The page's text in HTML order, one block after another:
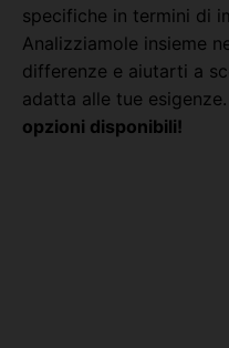
specifiche in termini di
Analizziamole insieme
differenze e aiutarti a
adatta alle tue esigenze.
opzioni disponibili!